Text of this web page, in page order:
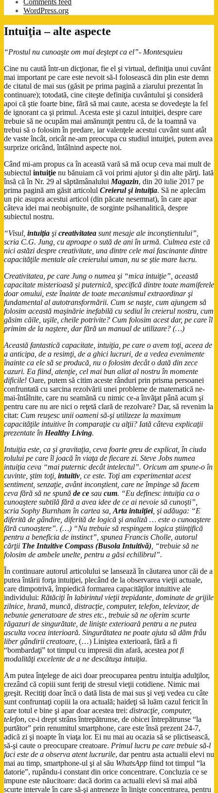
Comments feed
WordPress.org
Intuiţia – alte aspecte
“Prostul nu cunoaşte om mai deştept ca el”- Montesquieu
Cine nu caută într-un dicţionar, fie el şi virtual, definiţia unui cuvânt
mai important pe care este nevoit să-l folosească din plin este demn
de citatul de mai sus (găsit pe prima pagină a ziarului prezentat în
continuare); totodată, cine citeşte definiţia cuvântului şi consideră
apoi că ştie foarte bine, fără să mai caute, acesta se dovedeşte la fel
de ignorant ca şi primul. Acesta este şi cazul intuiţiei, despre care
trebuie să ne ocupăm mai amănunţit pentru că, de la toamnă va
trebui să o folosim în predare, iar valenţele acestui cuvânt sunt atât
de vaste încât, oricât ne-am preocupa cu studiul intuiţiei, putem avea
surprize oricând, întâlnind aspecte noi.
Când mi-am propus ca în această vară să mă ocup ceva mai mult de
subiectul intuiţie nu bănuiam că voi primi ajutor şi din alte părţi. Iată
însă că în Nr. 29 al săptămânalului Magazin, din 20 iulie 2017 pe
prima pagină am găsit articolul Creierul şi intuiţia. Să ne aplecăm
un pic asupra acestui articol (din păcate nesemnat), în care apar
câteva idei mai neobişnuite, de sorginte psihanalitică, despre
subiectul nostru.
“Visul, intuiţia şi creativitatea sunt mesaje ale inconştientului”,
scria C.G. Jung, cu aproape o sută de ani în urmă. Culmea este că
nici astăzi despre creativitate, una dintre cele mai fascinante dintre
capacităţile mentale ale creierului uman, nu se ştie mare lucru.
Creativitatea, pe care Jung o numea şi “mica intuiţie”, această
capacitate misterioasă şi puternică, specifică dintre toate mamiferele
doar omului, este înainte de toate mecanismul extraordinar şi
fundamental al autotransformării. Cum se naşte, cum ajungem să
folosim această maşinărie inefabilă cu sediul în creierul nostru, cum
găsim căile, uşile, cheile potrivite? Cum folosim acest dar, pe care îl
primim de la naştere, dar fără un manual de utilizare? (…)
Această fantastică capacitate, intuiţia, pe care o avem toţi, aceea de
a anticipa, de a resimţi, de a ghici lucruri, de a vedea evenimente
înainte ca ele să se producă, nu o folosim decât o dată din zece
cazuri. Ea fiind, atenţie, cel mai bun aliat al nostru în momente
dificile! Oare, putem să citim aceste rânduri prin prisma persoanei
confruntată cu sarcina rezolvării unei probleme de matematică ne-
mai-întâlnite, care nu seamănă cu nimic ce-a învăţat până acum şi
pentru care nu are nici o reţetă clară de rezolvare? Dar, să revenim la
citat: Cum reuşesc unii oameni să-şi utilizeze la maximum
capacităţile intuitive în comparaţie cu alţii? Iată câteva explicaţii
prezentate în Healthy Living.
Intuiţia este, ca şi gravitaţia, ceva foarte greu de explicat, în ciuda
rolului pe care îl joacă în viaţa de fiecare zi. Steve Jobs numea
intuiţia ceva “mai puternic decât intelectul”. Oricum am spune-o în
cuvinte, ştim toţi, intuitiv, ce este. Toţi am experimentat acest
sentiment, senzaţie, avânt inconştient, care ne împinge să facem
ceva fără să ne spună de ce sau cum. “Eu definesc intuiţia ca o
cunoaştere subtilă fără a avea idee de ce ai nevoie să cunoşti”,
scria Sophy Burnham în cartea sa, Arta intuiţiei, şi adăuga: “E
diferită de gândire, diferită de logică şi analiză … este o cunoaştere
fără cunoaştere”. (…) “Nu trebuie să respingem logica ştiinţifică
pentru a beneficia de instinct”, spunea Francis Cholle, autorul
cărţii The Intuitive Compass (Busola Intuitivă) , “trebuie să ne
folosim de ambele unelte, pentru a găsi echilibrul”.
În continuare autorul articolului se lansează în căutarea unor căi de a
putea întării forţa intuiţiei, plecând de la observarea vieţii actuale,
care dimpotrivă, împiedică formarea capacităţilor intuitive ale
individului: Rătăciţi în labirintul vieţii trepidante, dominate de grijile
zilnice, hrană, muncă, distracţie, computer, telefon, televizor, de
nebunie generatoare de stres etc., trebuie să ne oferim scurte
răgazuri de singurătate, de linişte exterioară pentru a ne putea
asculta vocea interioară. Singurătatea ne poate ajuta să dăm frâu
liber gândirii creatoare, (…) Liniştea exterioară, fără a fi
“bombardaţi” tot timpul cu impresii din afară, acestea pot fi
modalităţi excelente de a ne descătuşa intuiţia.
Am putea înţelege de aici doar preocuparea pentru intuiţia adulţilor,
crezând că copiii sunt feriţi de stresul vieţii cotidiene. Nimic mai
greşit. Recitiţi doar încă o dată lista de mai sus şi veţi vedea cu câte
sunt confruntaţi copiii la ora actuală; haideţi să luăm cazul fericit în
care totul e bine şi apar doar acestea trei: distracţie, computer,
telefon, ce-i drept strâns întrepătrunse, de obicei întrepătrunse “la
purtător” prin renumitul smartphone, care este însă prezent 24-7,
adică zi şi noapte în viaţa lor. Ei nu mai au ocazia să se plictisească,
să-şi caute o preocupare creatoare. Primul lucru pe care trebuie să-l
faci este de a observa atent lucrurile, dar pentru asta actualii elevi nu
mai au timp, smartphone-ul şi al său WhatsApp fiind tot timpul “la
datorie”, rupându-i constant din orice concentrare. Concluzia ce se
impune este năucitoare: dacă dorim ca actualii elevi să mai aibă
scurte intervale în care să-şi antreneze în linişte concentrarea, pentru